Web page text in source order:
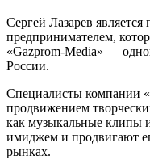
Сергей Лазарев
предпринимателем,
«Gazprom-Media» —
России.
Специалисты компании
продвижением
как музыкальные клипы
имиджем и продвигают
рынках.